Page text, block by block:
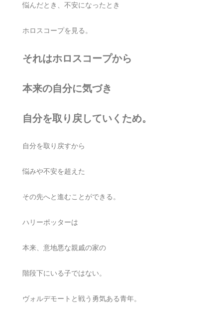
悩んだとき、不安になったとき
ホロスコープを見る。
それはホロスコープから
本来の自分に気づき
自分を取り戻していくため。
自分を取り戻すから
悩みや不安を超えた
その先へと進むことができる。
ハリーポッターは
本来、意地悪な親戚の家の
階段下にいる子ではない。
ヴォルデモートと戦う勇気ある青年。